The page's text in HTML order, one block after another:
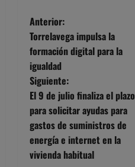
N
a
v
e
g
a
Anterior:
Torrelavega impulsa la
formación digital para la
igualdad
Siguiente:
El 9 de julio finaliza el plazo
para solicitar ayudas para
gastos de suministros de
energía e internet en la
vivienda habitual